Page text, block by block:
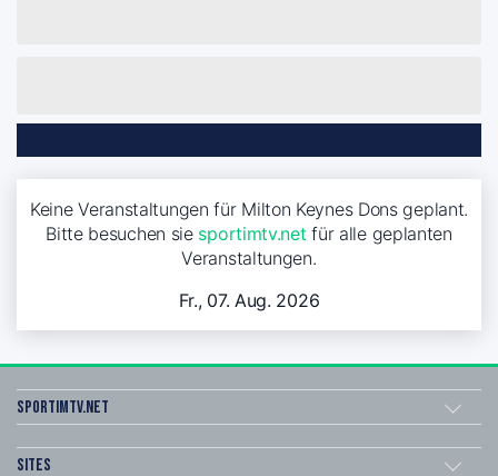
Keine Veranstaltungen für Milton Keynes Dons geplant.
Bitte besuchen sie sportimtv.net für alle geplanten
Veranstaltungen.
Fr., 07. Aug. 2026
sportimtv.net
Sites